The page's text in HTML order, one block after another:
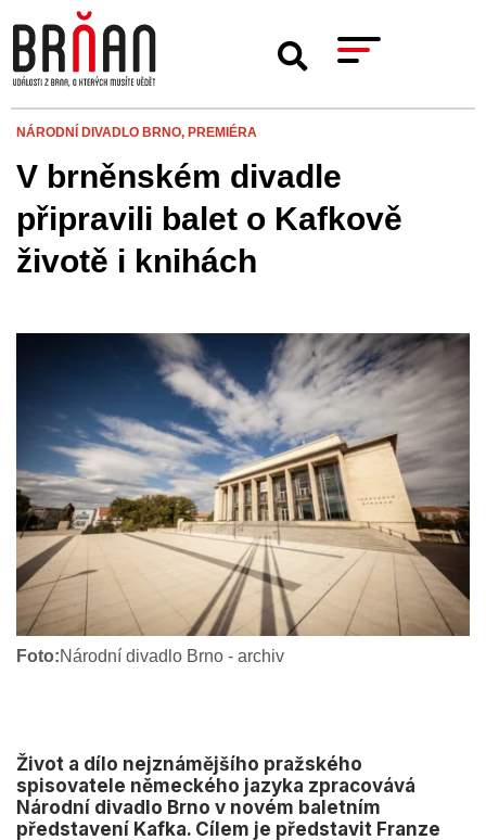
NÁRODNÍ DIVADLO BRNO, PREMIÉRA
V brněnském divadle
připravili balet o Kafkově
životě i knihách
Foto:Národní divadlo Brno - archiv
Život a dílo nejznámějšího pražského
spisovatele německého jazyka zpracovává
Národní divadlo Brno v novém baletním
představení Kafka. Cílem je představit Franze